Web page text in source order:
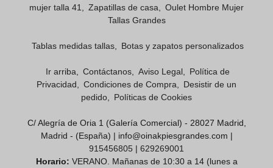
mujer talla 41
Zapatillas de casa
Oulet Hombre Mujer
Tallas Grandes
Tablas medidas tallas Botas y zapatos personalizados
Ir arriba Contáctanos Aviso Legal
Política de
Privacidad
Condiciones de Compra
Desistir de un
pedido
Políticas de Cookies
C/ Alegría de Oria 1 (Galería Comercial) - 28027 Madrid,
Madrid - (España) | info@oinakpiesgrandes.com |
915456805 | 629269001
Horario: VERANO. Mañanas de 10:30 a 14 (lunes a